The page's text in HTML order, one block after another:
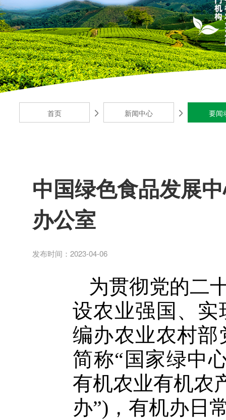
首页 新闻中心 要闻
中国绿色食品发展
办公室
发布时间：2023-04-06
为贯彻党的二
设农业强国、
编办农业农村
简称“国家绿中
有机农业有机农
办”)，有机办日